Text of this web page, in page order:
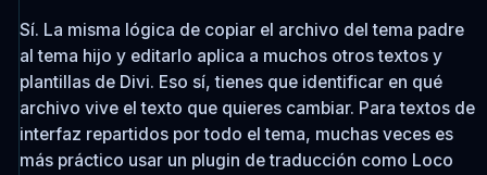
Sí. La misma lógica de copiar el archivo del tema padre
al tema hijo y editarlo aplica a muchos otros textos y
plantillas de Divi. Eso sí, tienes que identificar en qué
archivo vive el texto que quieres cambiar. Para textos de
interfaz repartidos por todo el tema, muchas veces es
más práctico usar un plugin de traducción como Loco